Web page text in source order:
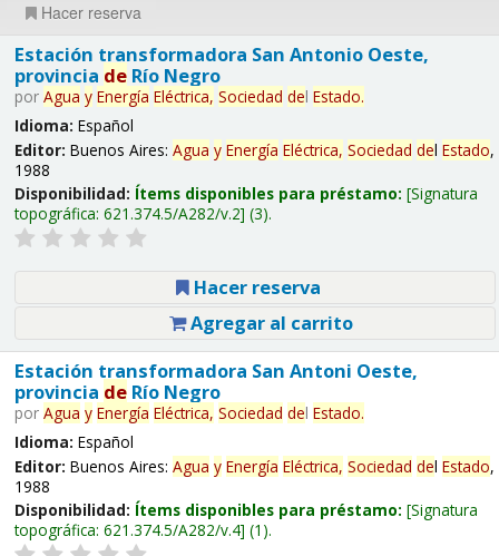
Hacer reserva
Estación transformadora San Antonio Oeste,
provincia deRío Negro
por Agua y Energía Eléctrica, Sociedad del Estado.
Idioma: Español
Editor: Buenos Aires: Agua y Energía Eléctrica, Sociedad del Estado,
1988
Disponibilidad: Ítems disponibles para préstamo: Signatura
topográfica: 621.374.5/A282/v.2 (3).
Hacer reserva
Agregar al carrito
Estación transformadora San Antoni Oeste,
provincia deRío Negro
por Agua y Energía Eléctrica, Sociedad del Estado.
Idioma: Español
Editor: Buenos Aires: Agua y Energía Eléctrica, Sociedad del Estado,
1988
Disponibilidad: Ítems disponibles para préstamo: Signatura
topográfica: 621.374.5/A282/v.4 (1).